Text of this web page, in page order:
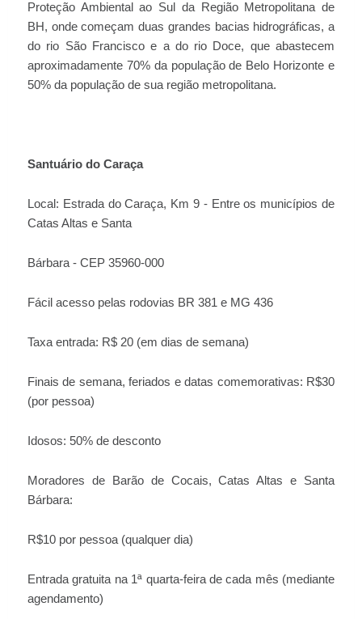
Proteção Ambiental ao Sul da Região Metropolitana de
BH, onde começam duas grandes bacias hidrográficas, a
do rio São Francisco e a do rio Doce, que abastecem
aproximadamente 70% da população de Belo Horizonte e
50% da população de sua região metropolitana.
Santuário do Caraça
Local: Estrada do Caraça, Km 9 - Entre os municípios de
Catas Altas e Santa
Bárbara - CEP 35960-000
Fácil acesso pelas rodovias BR 381 e MG 436
Taxa entrada: R$ 20 (em dias de semana)
Finais de semana, feriados e datas comemorativas: R$30
(por pessoa)
Idosos: 50% de desconto
Moradores de Barão de Cocais, Catas Altas e Santa
Bárbara:
R$10 por pessoa (qualquer dia)
Entrada gratuita na 1ª quarta-feira de cada mês (mediante
agendamento)